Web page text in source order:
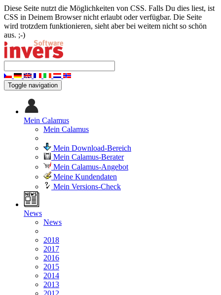
Diese Seite nutzt die Möglichkeiten von CSS. Falls Du dies liest, ist
CSS in Deinem Browser nicht erlaubt oder verfügbar. Die Seite
wird trotzdem funktionieren, sieht aber bei weitem nicht so schön
aus. ;-)
Toggle navigation
Mein Calamus
Mein Calamus
Mein Download-Bereich
Mein Calamus-Berater
Mein Calamus-Angebot
Meine Kundendaten
Mein Versions-Check
News
News
2018
2017
2016
2015
2014
2013
2012